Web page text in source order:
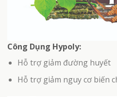
Công Dụng Hypoly:
Hỗ trợ giảm đường huyết
Hỗ trợ giảm nguy cơ biến